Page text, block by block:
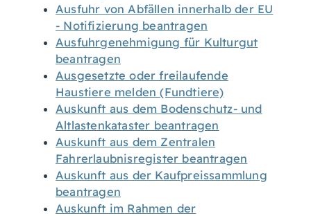
Ausfuhr von Abfällen innerhalb der EU
- Notifizierung beantragen
Ausfuhrgenehmigung für Kulturgut
beantragen
Ausgesetzte oder freilaufende
Haustiere melden (Fundtiere)
Auskunft aus dem Bodenschutz- und
Altlastenkataster beantragen
Auskunft aus dem Zentralen
Fahrerlaubnisregister beantragen
Auskunft aus der Kaufpreissammlung
beantragen
Auskunft im Rahmen der